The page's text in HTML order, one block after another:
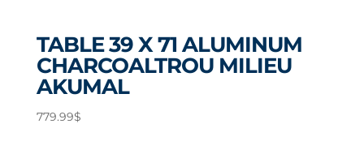
TABLE 39 X 71 ALUMINUM
CHARCOALTROU MILIEU
AKUMAL
779.99$